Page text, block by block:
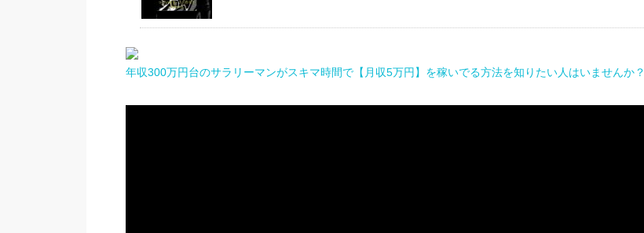
年収300万円台のサラリーマンがスキマ時間で【月収5万円】を稼いでる方法を知りたい人はいませんか？